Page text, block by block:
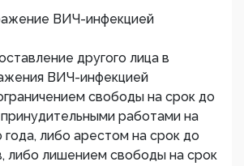
ВИЧ-инфекцией
другого лица в
ВИЧ-инфекцией
свободы на срок до
работами на
года, либо арестом на срок до
либо лишением свободы на срок